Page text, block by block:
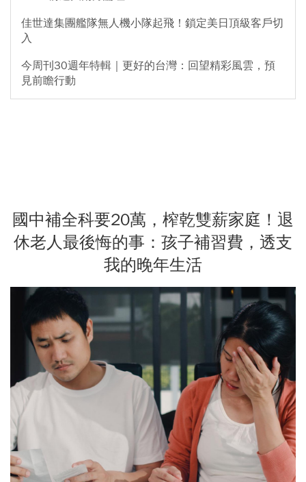
佳世達集團艦隊無人機小隊起飛！鎖定美日頂級客戶切
入
今周刊30週年特輯｜更好的台灣：回望精彩風雲，預
見前瞻行動
國中補全科要20萬，榨乾雙薪家庭！退
休老人最後悔的事：孩子補習費，透支
我的晚年生活